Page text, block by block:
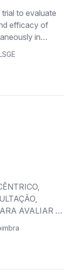
to evaluate
efficacy of
in
AVALIAR A
DO
UM
ENXERTO